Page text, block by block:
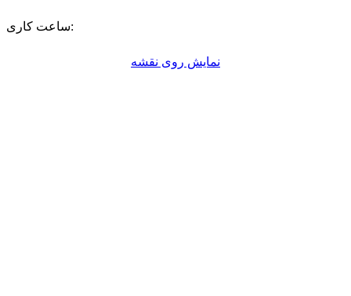
ساعت کاری:
نمایش روی نقشه